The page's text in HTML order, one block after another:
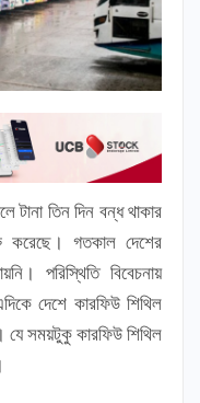
টানা তিন দিন বন্ধ থাকার
করেছে। গতকাল দেশের
পরিস্থিতি বিবেচনায়
দেশে কারফিউ শিথিল
যে সময়টুকু কারফিউ শিথিল